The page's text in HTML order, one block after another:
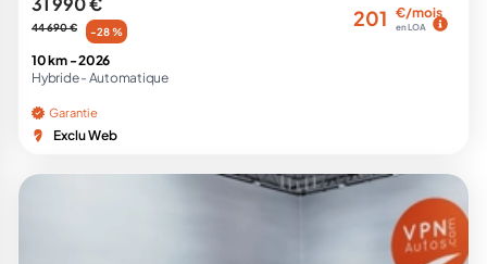
44 690 € -28 %
201 €/mois
en LOA
10 km -2026
Hybride - Automatique
Garantie
Exclu Web